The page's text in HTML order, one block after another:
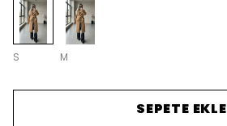
S M
SEPETE EKLE